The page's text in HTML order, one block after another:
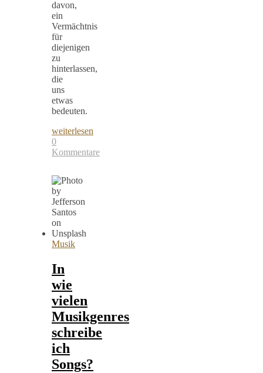
davon,
ein
Vermächtnis
für
diejenigen
zu
hinterlassen,
die
uns
etwas
bedeuten.
weiterlesen
0
Kommentare
Musik
In
wie
vielen
Musikgenres
schreibe
ich
Songs?